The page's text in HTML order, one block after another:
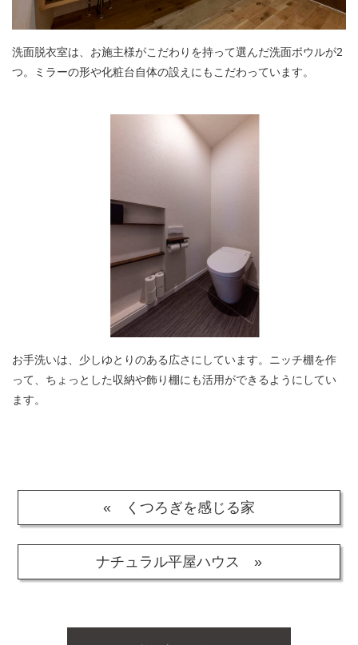
洗面脱衣室は、お施主様がこだわりを持って選んだ洗面ボウルが2
つ。ミラーの形や化粧台自体の設えにもこだわっています。
お手洗いは、少しゆとりのある広さにしています。ニッチ棚を作
って、ちょっとした収納や飾り棚にも活用ができるようにしてい
ます。
« くつろぎを感じる家
ナチュラル平屋ハウス »